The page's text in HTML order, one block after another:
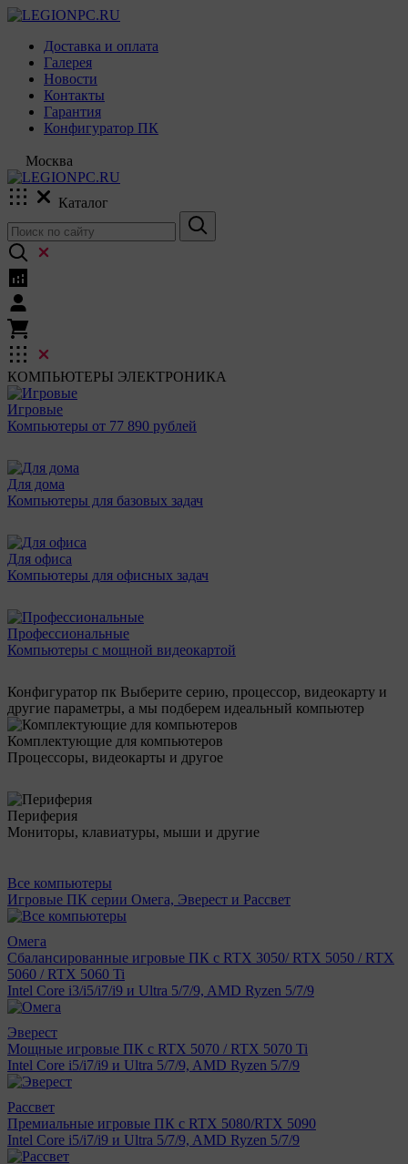
Доставка и оплата
Галерея
Новости
Контакты
Гарантия
Конфигуратор ПК
Москва
Каталог
КОМПЬЮТЕРЫ ЭЛЕКТРОНИКА
Игровые
Компьютеры от 77 890 рублей
Для дома
Компьютеры для базовых задач
Для офиса
Компьютеры для офисных задач
Профессиональные
Компьютеры с мощной видеокартой
Конфигуратор пк Выберите серию, процессор, видеокарту и
другие параметры, а мы подберем идеальный компьютер
Комплектующие для компьютеров
Процессоры, видеокарты и другое
Периферия
Мониторы, клавиатуры, мыши и другие
Все компьютеры
Игровые ПК серии Омега, Эверест и Рассвет
Омега
Сбалансированные игровые ПК с RTX 3050/ RTX 5050 / RTX
5060 / RTX 5060 Ti
Intel Core i3/i5/i7/i9 и Ultra 5/7/9, AMD Ryzen 5/7/9
Эверест
Мощные игровые ПК с RTX 5070 / RTX 5070 Ti
Intel Core i5/i7/i9 и Ultra 5/7/9, AMD Ryzen 5/7/9
Рассвет
Премиальные игровые ПК с RTX 5080/RTX 5090
Intel Core i5/i7/i9 и Ultra 5/7/9, AMD Ryzen 5/7/9